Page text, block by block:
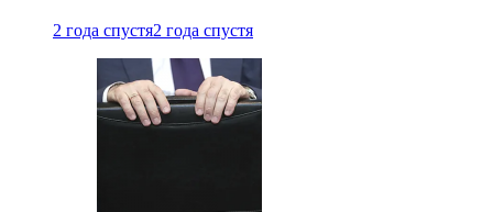
2 года спустя2 года спустя